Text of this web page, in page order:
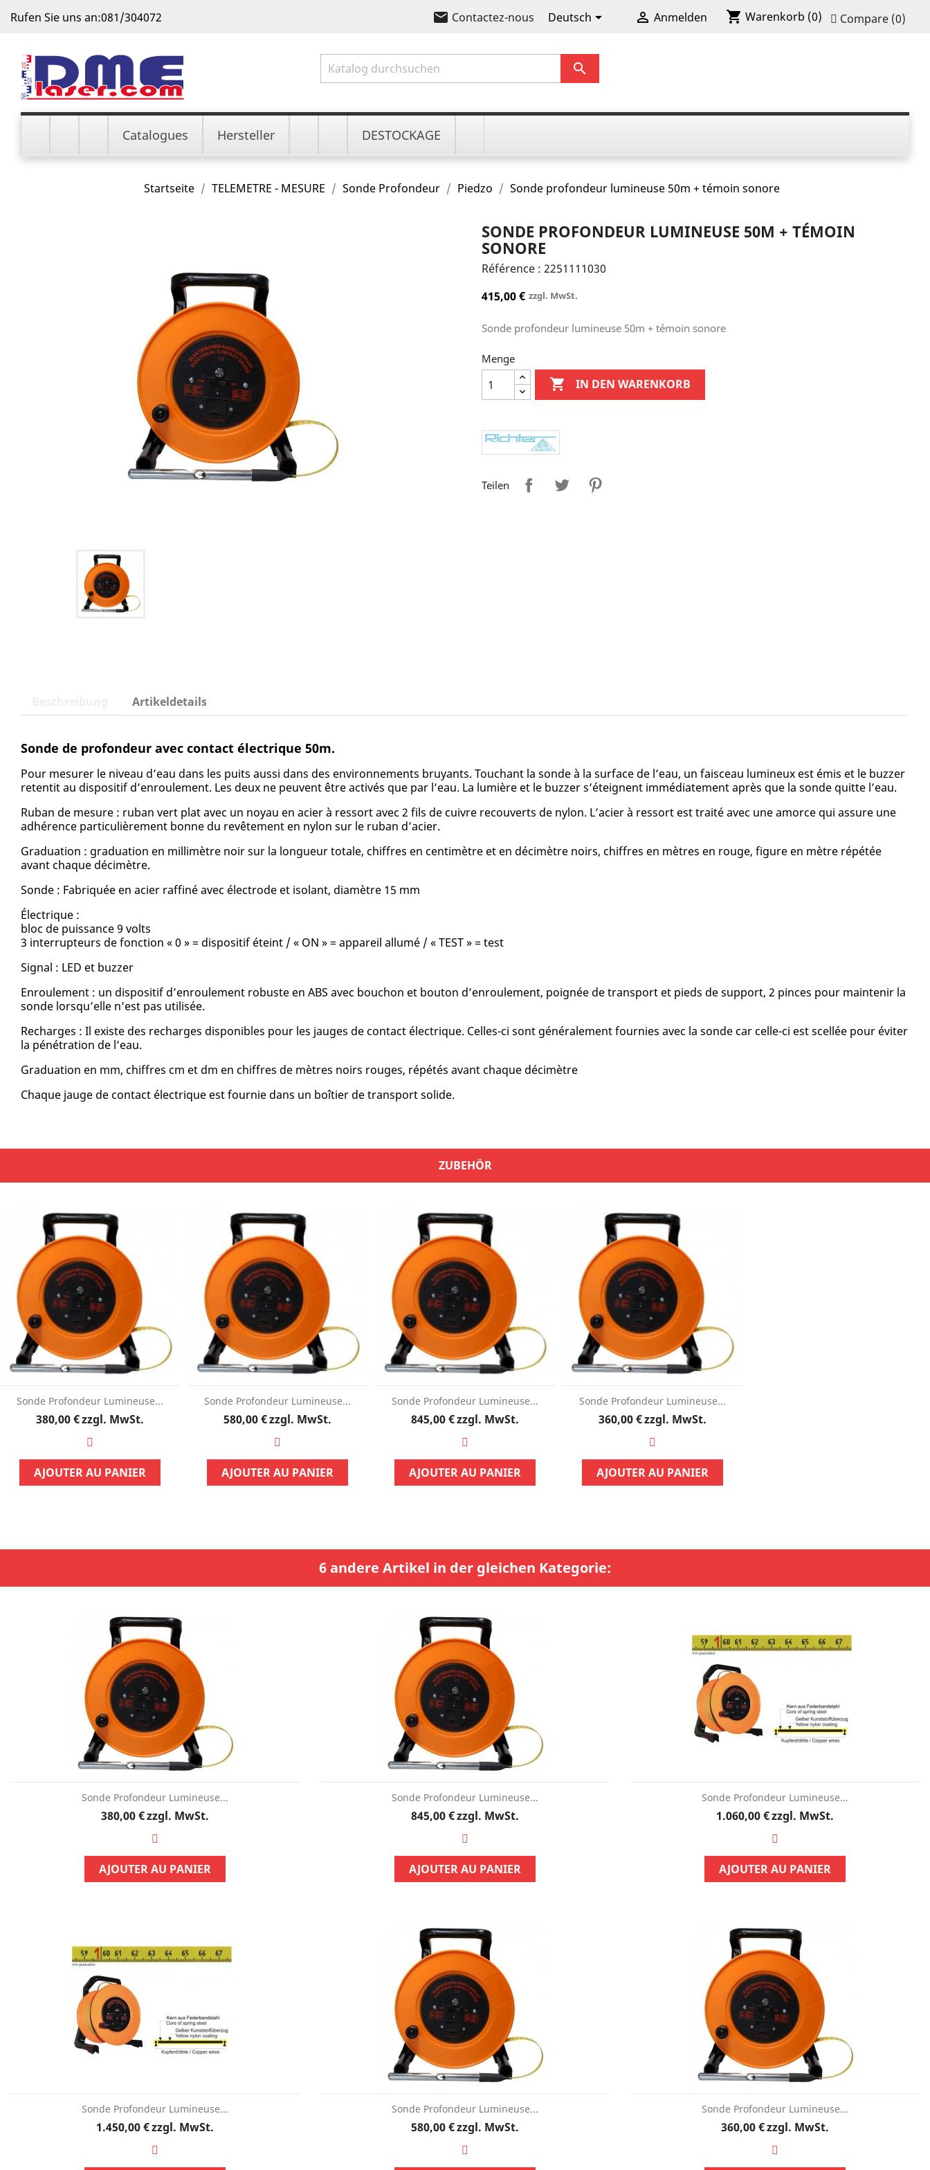
Rufen Sie uns an:081/304072 email Contactez-nous Deutsch  Anmelden shopping_cart Warenkorb (0) Compare (0)

Catalogues Hersteller DESTOCKAGE
Startseite TELEMETRE - MESURE Sonde Profondeur Piedzo Sonde profondeur lumineuse 50m + témoin sonore
SONDE PROFONDEUR LUMINEUSE 50M + TÉMOIN
SONORE
Référence : 2251111030
415,00 € zzgl. MwSt.
Sonde profondeur lumineuse 50m + témoin sonore
Menge
 IN DEN WARENKORB
Teilen
Artikeldetails
Sonde de profondeur avec contact électrique 50m.
Pour mesurer le niveau d’eau dans les puits aussi dans des environnements bruyants. Touchant la sonde à la surface de l’eau, un faisceau lumineux est émis et le buzzer
retentit au dispositif d’enroulement. Les deux ne peuvent être activés que par l’eau. La lumière et le buzzer s’éteignent immédiatement après que la sonde quitte l’eau.
Ruban de mesure : ruban vert plat avec un noyau en acier à ressort avec 2 fils de cuivre recouverts de nylon. L’acier à ressort est traité avec une amorce qui assure une
adhérence particulièrement bonne du revêtement en nylon sur le ruban d’acier.
Graduation : graduation en millimètre noir sur la longueur totale, chiffres en centimètre et en décimètre noirs, chiffres en mètres en rouge, figure en mètre répétée
avant chaque décimètre.
Sonde : Fabriquée en acier raffiné avec électrode et isolant, diamètre 15 mm
Électrique :
bloc de puissance 9 volts
3 interrupteurs de fonction « 0 » = dispositif éteint / « ON » = appareil allumé / « TEST » = test
Signal : LED et buzzer
Enroulement : un dispositif d’enroulement robuste en ABS avec bouchon et bouton d’enroulement, poignée de transport et pieds de support, 2 pinces pour maintenir la
sonde lorsqu’elle n’est pas utilisée.
Recharges : Il existe des recharges disponibles pour les jauges de contact électrique. Celles-ci sont généralement fournies avec la sonde car celle-ci est scellée pour éviter
la pénétration de l’eau.
Graduation en mm, chiffres cm et dm en chiffres de mètres noirs rouges, répétés avant chaque décimètre
Chaque jauge de contact électrique est fournie dans un boîtier de transport solide.
ZUBEHÖR
Sonde Profondeur Lumineuse...
Preis
380,00 €zzgl. MwSt.
AJOUTER AU PANIER
Sonde Profondeur Lumineuse...
Preis
580,00 €zzgl. MwSt.
AJOUTER AU PANIER
Sonde Profondeur Lumineuse...
Preis
845,00 €zzgl. MwSt.
AJOUTER AU PANIER
Sonde Profondeur Lumineuse...
Preis
360,00 €zzgl. MwSt.
AJOUTER AU PANIER
6 andere Artikel in der gleichen Kategorie:
Sonde Profondeur Lumineuse...
Preis
380,00 €zzgl. MwSt.
AJOUTER AU PANIER
Sonde Profondeur Lumineuse...
Preis
845,00 €zzgl. MwSt.
AJOUTER AU PANIER
Sonde Profondeur Lumineuse...
Preis
1.060,00 €zzgl. MwSt.
AJOUTER AU PANIER
Sonde Profondeur Lumineuse...
Preis
1.450,00 €zzgl. MwSt.
Sonde Profondeur Lumineuse...
Preis
580,00 €zzgl. MwSt.
Sonde Profondeur Lumineuse...
Preis
360,00 €zzgl. MwSt.